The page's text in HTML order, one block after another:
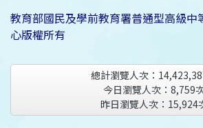
教育部國民及學前教育署普通型高級中
心版權所有
總計瀏覽人次：
今日瀏覽人次： 8,759
昨日瀏覽人次： 15,924